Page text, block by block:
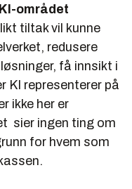
området
tiltak vil kunne
redusere
få innsikt i
KI representerer på
ikke her er
sier ingen ting om
for hvem som